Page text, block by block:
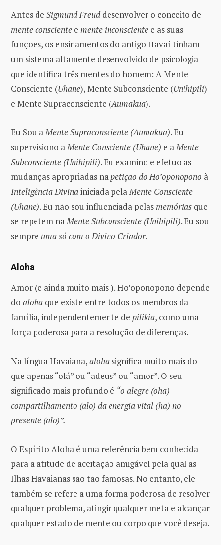
Antes de Sigmund Freuddesenvolver o conceito de
mente consciente e mente inconsciente e as suas
funções, os ensinamentos do antigo Havaí tinham
um sistema altamente desenvolvido de psicologia
que identifica três mentes do homem: A Mente
Consciente (Uhane), Mente Subconsciente (Unihipili)
e Mente Supraconsciente (Aumakua).
Eu Sou aMente Supraconsciente (Aumakua). Eu
supervisiono aMente Consciente (Uhane) e aMente
Subconsciente (Unihipili). Eu examino e efetuo as
mudanças apropriadas napetição do Ho’oponopono à
Inteligência Divinainiciada pelaMente Consciente
(Uhane). Eu não sou influenciada pelasmemórias que
se repetem naMente Subconsciente (Unihipili). Eu sou
sempre uma só com o Divino Criador.
Aloha
Amor (e ainda muito mais!). Ho’oponopono depende
do aloha que existe entre todos os membros da
família, independentemente de pilikia, como uma
força poderosa para a resolução de diferenças.
Na língua Havaiana,aloha significa muito mais do
que apenas “olá” ou “adeus” ou “amor”. O seu
significado mais profundo é “o alegre (oha)
compartilhamento (alo) da energia vital (ha) no
presente (alo)”.
O Espírito Aloha é uma referência bem conhecida
para a atitude de aceitação amigável pela qual as
Ilhas Havaianas são tão famosas. No entanto, ele
também se refere a uma forma poderosa de resolver
qualquer problema, atingir qualquer meta e alcançar
qualquer estado de mente ou corpo que você deseja.